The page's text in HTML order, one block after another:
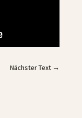
Nächster Text →